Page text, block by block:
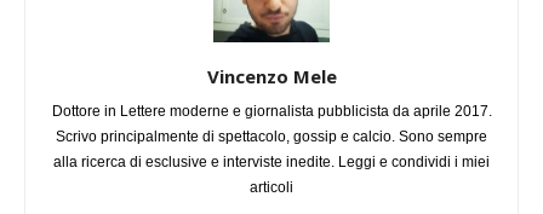
Vincenzo Mele
Dottore in Lettere moderne e giornalista pubblicista da aprile 2017.
Scrivo principalmente di spettacolo, gossip e calcio. Sono sempre
alla ricerca di esclusive e interviste inedite. Leggi e condividi i miei
articoli